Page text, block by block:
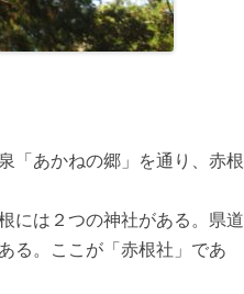
「あかねの郷」を通り、赤根
には２つの神社がある。県道
る。ここが「赤根社」であ